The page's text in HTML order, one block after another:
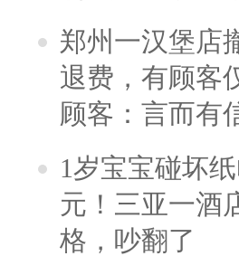
郑州一汉堡店
退费，有顾客
顾客：言而有
1岁宝宝碰坏
元！三亚一酒
格，吵翻了